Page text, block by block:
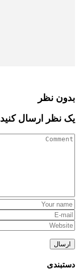
بدون نظر
یک نظر ارسال کنید
دستبندی